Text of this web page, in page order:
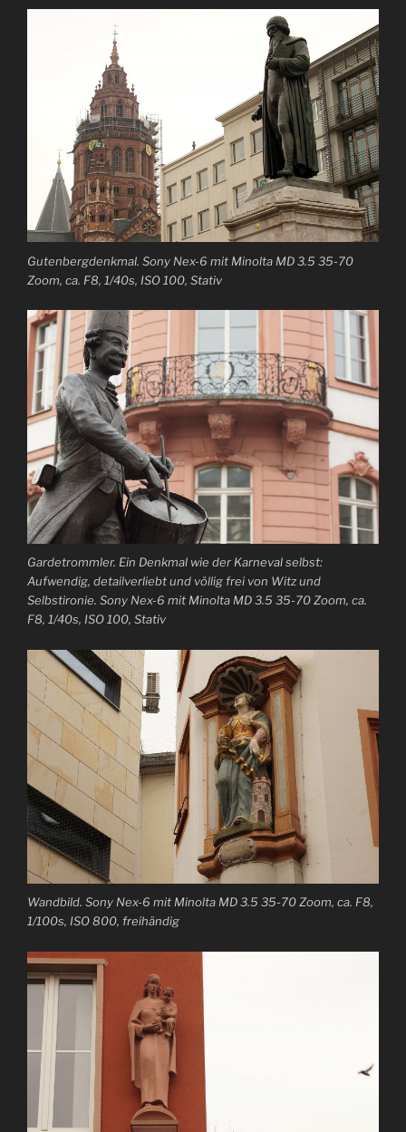
Gutenbergdenkmal. Sony Nex-6 mit Minolta MD 3.5 35-70
Zoom, ca. F8, 1/40s, ISO 100, Stativ
Gardetrommler. Ein Denkmal wie der Karneval selbst:
Aufwendig, detailverliebt und völlig frei von Witz und
Selbstironie. Sony Nex-6 mit Minolta MD 3.5 35-70 Zoom, ca.
F8, 1/40s, ISO 100, Stativ
Wandbild. Sony Nex-6 mit Minolta MD 3.5 35-70 Zoom, ca. F8,
1/100s, ISO 800, freihändig